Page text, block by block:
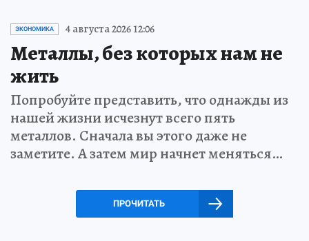
ЭКОНОМИКА 4 августа 2026 12:06
Металлы, без которых нам не
жить
Попробуйте представить, что однажды из
нашей жизни исчезнут всего пять
металлов. Сначала вы этого даже не
заметите. А затем мир начнет меняться…
ПРОЧИТАТЬ